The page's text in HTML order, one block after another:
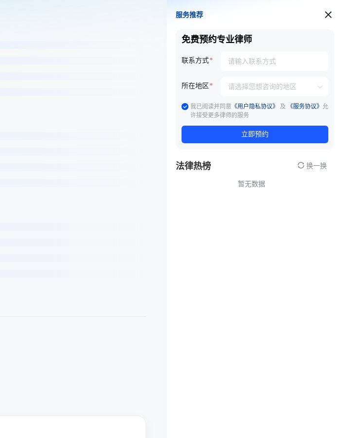
服务推荐
服务推荐
免费预约专业律师
联系方式
所在地区
我已阅读并同意 《用户隐私协议》 及 《服务协议》 允
许接受更多律师的服务
立即预约
法律热榜 换一换
暂无数据